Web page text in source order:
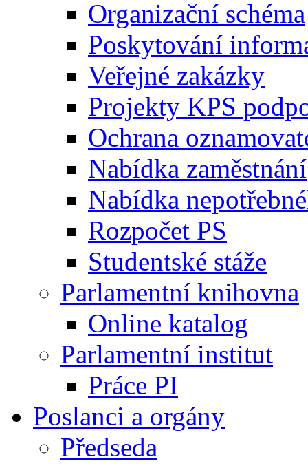
Organizační schéma
Poskytování
Veřejné zakázky
Projekty KPS
Ochrana
Nabídka zaměstnání
Nabídka
Rozpočet PS
Studentské stáže
Parlamentní knihovna
Online katalog
Parlamentní institut
Práce PI
Poslanci a orgány
Předseda